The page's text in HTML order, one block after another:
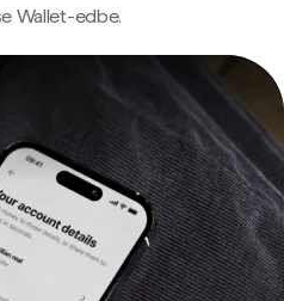
Wallet-edbe.